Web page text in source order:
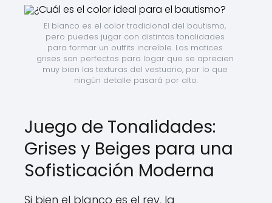
El blanco es el color tradicional del bautismo,
pero puedes jugar con distintas tonalidades
para formar un outfits increíble. Los matices
grises son perfectos para logar que se aprecien
muy bien las texturas del vestuario, por lo que
ningún detalle pasará por alto.
Juego de Tonalidades:
Grises y Beiges para una
Sofisticación Moderna
Si bien el blanco es el rey, la